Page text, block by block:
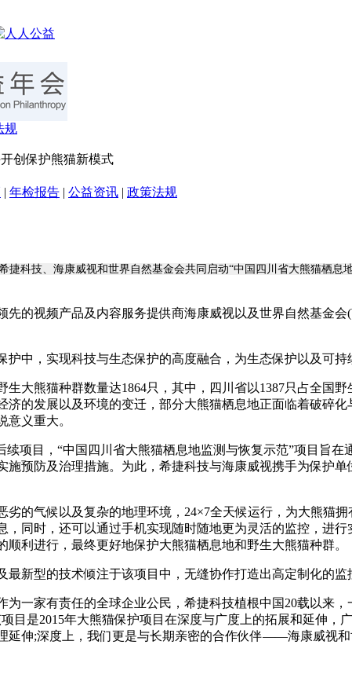
规
创保护熊猫新模式
| 年检报告 | 公益资讯 | 政策法规
捷科技、海康威视和世界自然基金会共同启动“中国四川省大熊猫栖息
的视频产品及内容服务提供商海康威视以及世界自然基金
中，实现科技与生态保护的高度融合，为生态保护以及可持
大熊猫种群数量达1864只，其中，四川省以1387只占全国
的发展以及环境的变迁，部分大熊猫栖息地正面临着破碎
义重大。
项目，“中国四川省大熊猫栖息地监测与恢复示范”项目旨
预防及治理措施。为此，希捷科技与海康威视携手为保护
的气候以及复杂的地理环境，24×7全天候运行，为大熊猫
同时，还可以通过手机实现随时随地更为灵活的监控，进
利进行，最终更好地保护大熊猫栖息地和野生大熊猫种群。
新型的技术倾注于该项目中，无缝协作打造出高定制化的
一家有责任的全球企业公民，希捷科技植根中国20载以来
目是2015年大熊猫保护项目在深度与广度上的拓展和延伸
延伸;深度上，我们更是与长期亲密的合作伙伴——海康威视